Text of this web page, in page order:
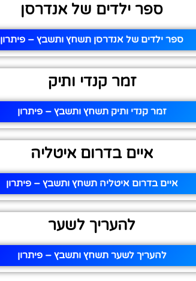
ספר ילדים של אנדרסן
ספר ילדים של אנדרסן תשחץ ותשבץ – פיתרון
זמר קנדי ותיק
זמר קנדי ותיק תשחץ ותשבץ – פיתרון
איים בדרום איטליה
איים בדרום איטליה תשחץ ותשבץ – פיתרון
להעריך לשער
להעריך לשער תשחץ ותשבץ – פיתרון